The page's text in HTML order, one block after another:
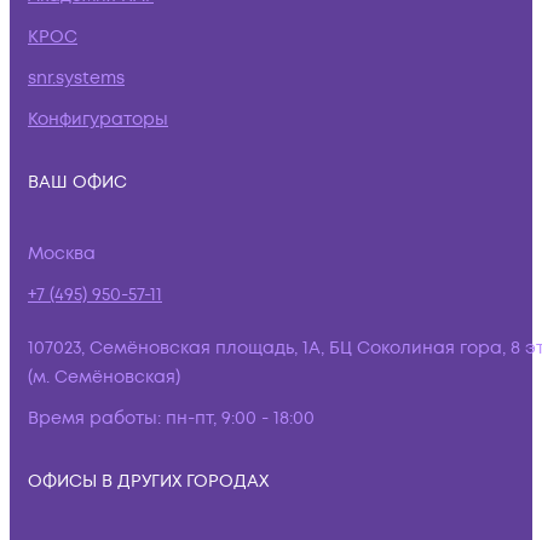
КРОС
snr.systems
Конфигураторы
ВАШ ОФИС
Москва
+7 (495) 950-57-11
107023, Семёновская площадь, 1А, БЦ Соколиная гора, 8
(м. Семёновская)
Время работы: пн-пт, 9:00 - 18:00
ОФИСЫ В ДРУГИХ ГОРОДАХ